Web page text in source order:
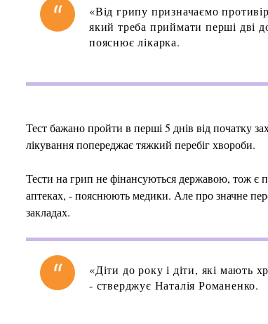
«Від грипу призначаємо
який треба приймати перші дві
пояснює лікарка.
Тест бажано пройти в перші 5 днів від початку
лікування попереджає тяжкий перебіг хвороби.
Тести на грип не фінансуються державою, тож є
аптеках, - пояснюють медики. Але про значне
закладах.
«Діти до року і діти, які мають
- стверджує Наталія Романенко.